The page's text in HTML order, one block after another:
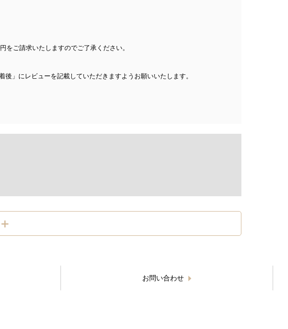
ご請求いたしますのでご了承ください。
」にレビューを記載していただきますようお願いいたします。
お問い合わせ